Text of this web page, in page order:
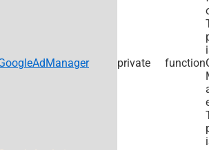
private function